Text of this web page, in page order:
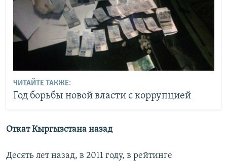
ЧИТАЙТЕ ТАКЖЕ:
Год борьбы новой власти с коррупцией
Откат Кыргызстана назад
Десять лет назад, в 2011 году, в рейтинге